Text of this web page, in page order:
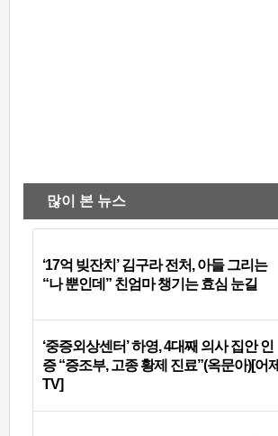
많이 본 뉴스
‘17억 빚잔치’ 김구라 전처, 아들 그리는
“나 뿐인데” 친엄마 챙기는 효심 눈길
‘중증외상센터’ 하영, 4대째 의사 집안 인
증 “증조부, 고종 황제 진료”(옥문아)[어제
TV]